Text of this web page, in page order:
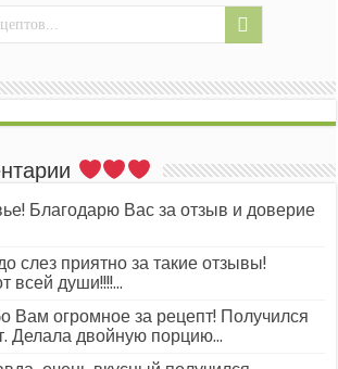
Благодарю Вас за отзыв и доверие
слез приятно за такие отзывы!
всей души!!!!...
Вам огромное за рецепт! Получился
Делала двойную порцию...